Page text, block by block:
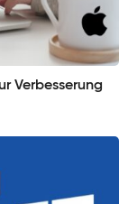
Verbesserung